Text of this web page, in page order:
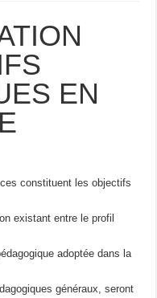
EN
constituent les objectifs
existant entre le profil
adoptée dans la
généraux, seront